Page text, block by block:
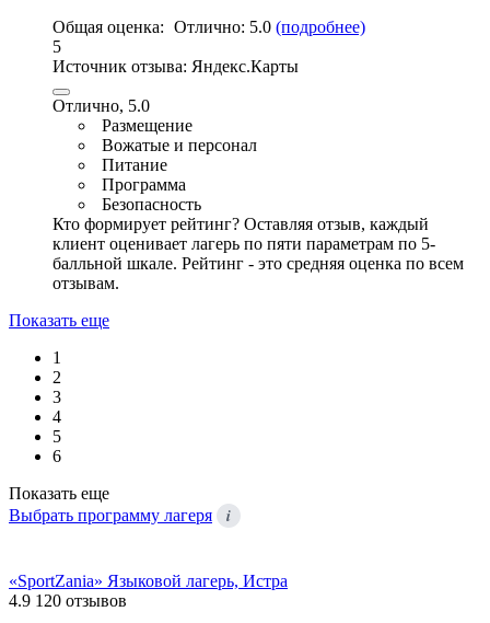
Общая оценка: Отлично: 5.0 (подробнее)
5
Источник отзыва: Яндекс.Карты
Отлично, 5.0
Размещение
Вожатые и персонал
Питание
Программа
Безопасность
Кто формирует рейтинг? Оставляя отзыв, каждый
клиент оценивает лагерь по пяти параметрам по 5-
балльной шкале. Рейтинг - это средняя оценка по всем
отзывам.
Показать еще
1
2
3
4
5
6
Показать еще
Выбрать программу лагеря
i
«SportZania» Языковой лагерь, Истра
4.9 120 отзывов